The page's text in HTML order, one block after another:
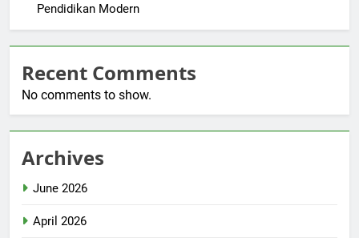
Pendidikan Modern
Recent Comments
No comments to show.
Archives
June 2026
April 2026